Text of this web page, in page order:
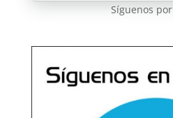
Síguenos por